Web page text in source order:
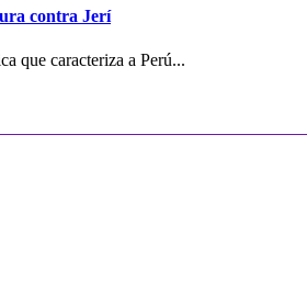
contra Jerí
que caracteriza a Perú...